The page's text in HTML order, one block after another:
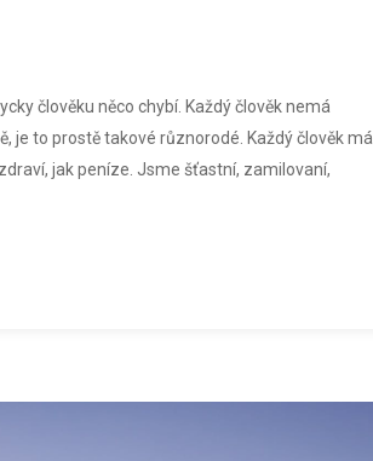
člověku něco chybí. Každý člověk nemá
je to prostě takové různorodé. Každý člověk má
jak peníze. Jsme šťastní, zamilovaní,